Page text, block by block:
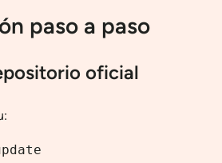
paso a paso
oficial